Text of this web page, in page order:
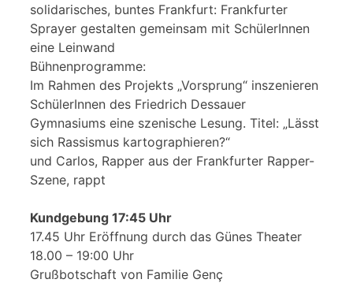
solidarisches, buntes Frankfurt: Frankfurter
Sprayer gestalten gemeinsam mit SchülerInnen
eine Leinwand
Bühnenprogramme:
Im Rahmen des Projekts „Vorsprung“ inszenieren
SchülerInnen des Friedrich Dessauer
Gymnasiums eine szenische Lesung. Titel: „Lässt
sich Rassismus kartographieren?“
und Carlos, Rapper aus der Frankfurter Rapper-
Szene, rappt
Kundgebung 17:45 Uhr
17.45 Uhr Eröffnung durch das Günes Theater
18.00 – 19:00 Uhr
Grußbotschaft von Familie Genç